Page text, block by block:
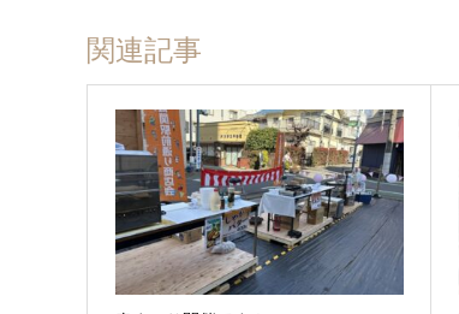
関連記事